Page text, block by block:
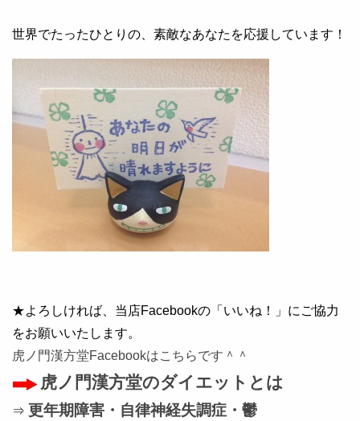
世界でたったひとりの、素敵なあなたを応援しています！
★よろしければ、当店Facebookの「いいね！」にご協力
をお願いいたします。
虎ノ門漢方堂Facebookはこちらです＾＾
虎ノ門漢方堂のダイエットとは
⇒ 更年期障害・自律神経失調症・鬱